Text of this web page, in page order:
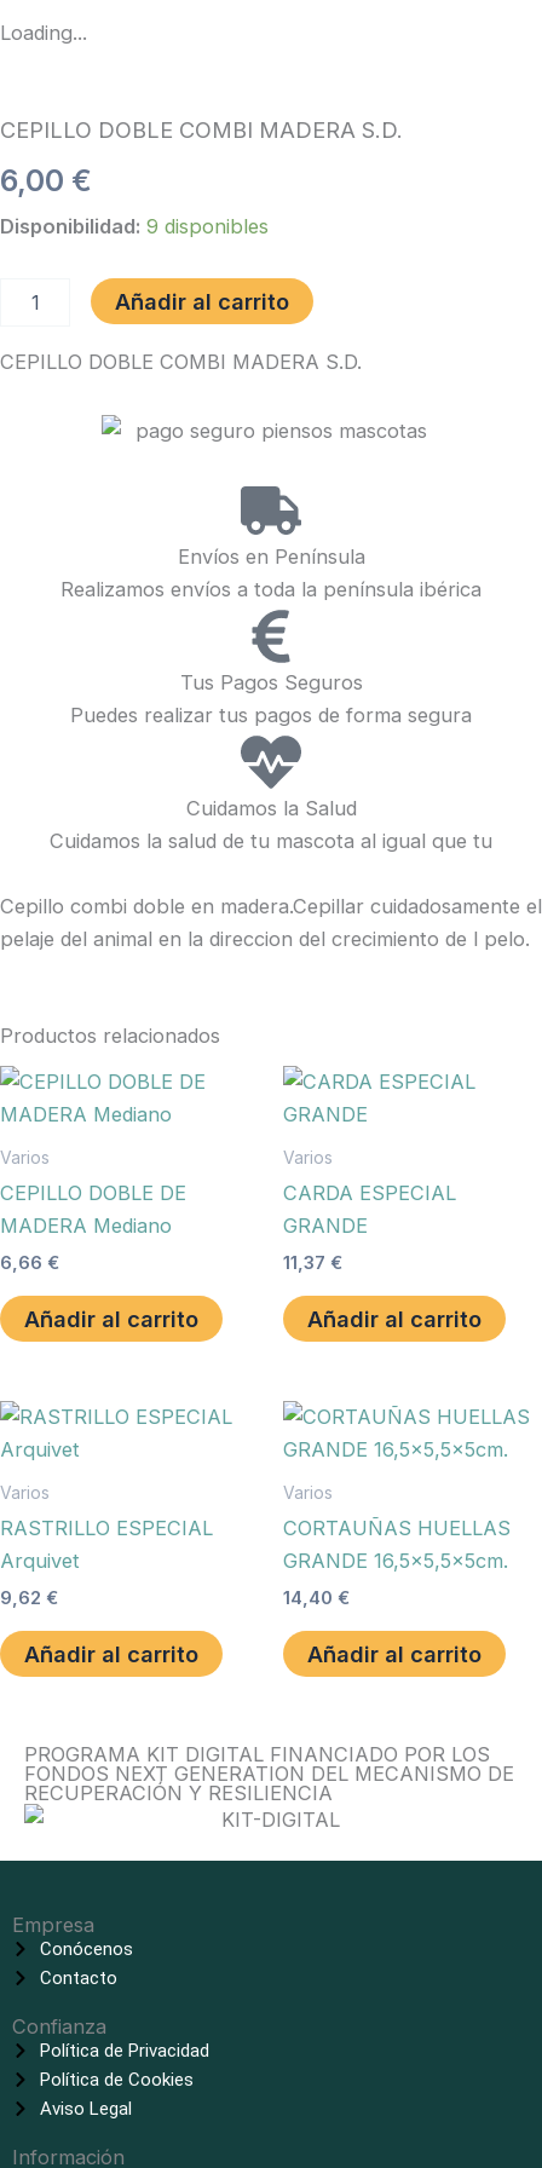
Loading...
CEPILLO DOBLE COMBI MADERA S.D.
6,00 €
Disponibilidad: 9 disponibles
CEPILLO
MADERA
Añadir al carrito
CEPILLO DOBLE COMBI MADERA S.D.
Envíos en Península
Realizamos envíos a toda la península ibérica
Tus Pagos Seguros
Puedes realizar tus pagos de forma segura
Cuidamos la Salud
Cuidamos la salud de tu mascota al igual que tu
Cepillo combi doble en madera.Cepillar cuidadosamente el
pelaje del animal en la direccion del crecimiento de l pelo.
Productos relacionados
Varios
CEPILLO DOBLE DE
MADERA Mediano
6,66 €
Añadir al carrito
Varios
CARDA ESPECIAL
GRANDE
11,37 €
Añadir al carrito
Varios
RASTRILLO ESPECIAL
Arquivet
9,62 €
Añadir al carrito
Varios
CORTAUÑAS HUELLAS
GRANDE 16,5×5,5x5cm.
14,40 €
Añadir al carrito
PROGRAMA KIT DIGITAL FINANCIADO POR LOS
FONDOS NEXT GENERATION DEL MECANISMO DE
RECUPERACIÓN Y RESILIENCIA
Empresa
Conócenos
Contacto
Confianza
Política de Privacidad
Política de Cookies
Aviso Legal
Información